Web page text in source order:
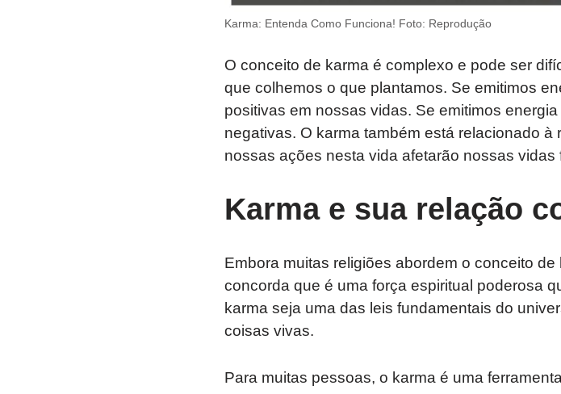
Karma: Entenda Como Funciona! Foto: Reprodução
O conceito de karma é complexo e pode ser
que colhemos o que plantamos. Se emitimos
positivas em nossas vidas. Se emitimos
negativas. O karma também está relacionado
nossas ações nesta vida afetarão nossas vidas
Karma e sua relação
Embora muitas religiões abordem o conceito
concorda que é uma força espiritual poderosa
karma seja uma das leis fundamentais do
coisas vivas.
Para muitas pessoas, o karma é uma